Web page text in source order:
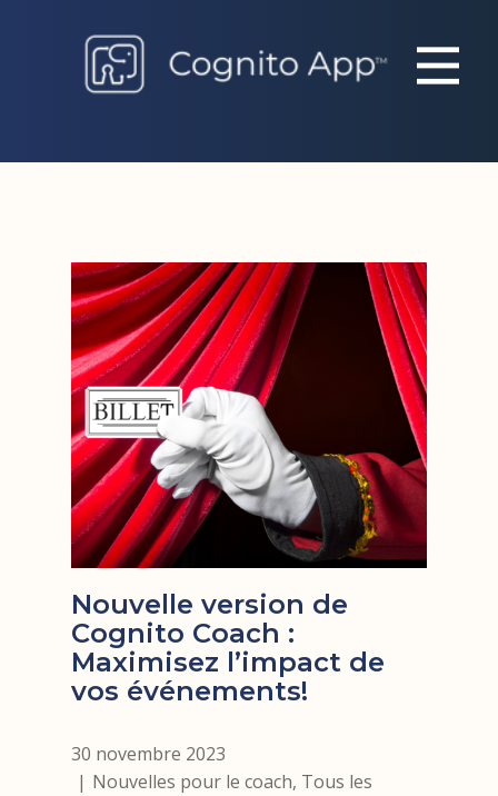
Nouvelle version de
Cognito Coach :
Maximisez l’impact de
vos événements!
30 novembre 2023
Nouvelles pour le coach, Tous les